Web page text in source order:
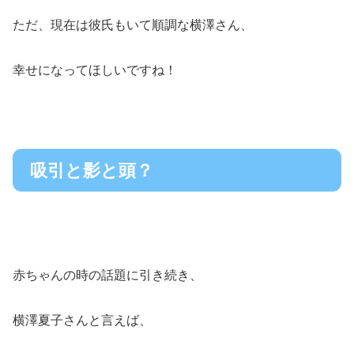
ただ、現在は彼氏もいて順調な横澤さん、
幸せになってほしいですね！
吸引と影と頭？
赤ちゃんの時の話題に引き続き、
横澤夏子さんと言えば、